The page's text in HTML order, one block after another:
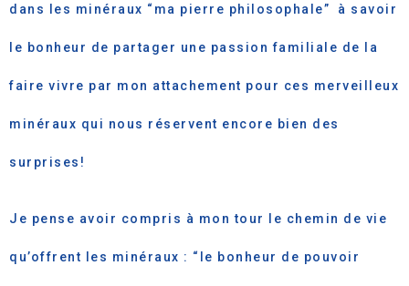
dans les minéraux “ma pierre philosophale” à savoir
le bonheur de partager une passion familiale de la
faire vivre par mon attachement pour ces merveilleux
minéraux qui nous réservent encore bien des
surprises!
Je pense avoir compris à mon tour le chemin de vie
qu’offrent les minéraux : “le bonheur de pouvoir